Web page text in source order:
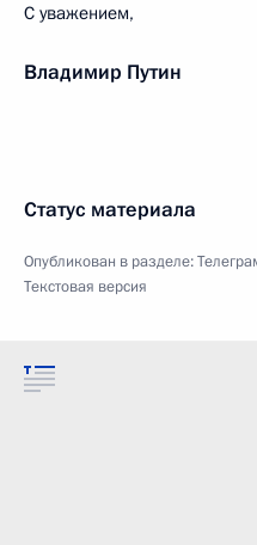
С уважением,
Владимир Путин
Статус материала
Опубликован в разделе:
Текстовая версия